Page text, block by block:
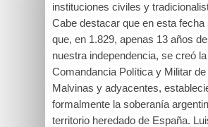
instituciones civiles y
Cabe destacar que en esta fecha
que, en 1.829, apenas 13 años
nuestra independencia, se creó la
Comandancia Política y Militar
Malvinas y adyacentes,
formalmente la soberanía
territorio heredado de España.